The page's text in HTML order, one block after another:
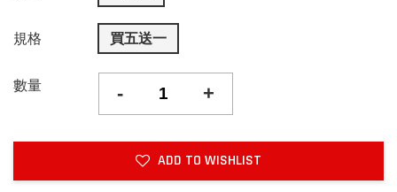
規格 買五送一
數量 - +
ADD TO WISHLIST